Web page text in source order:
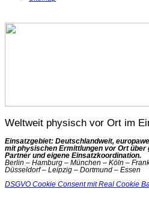
Weltweit physisch vor Ort im
Einsatzgebiet: Deutschlandweit,
mit physischen Ermittlungen vor Ort über
Partner und eigene Einsatzkoordination.
Berlin – Hamburg – München – Köln –
Düsseldorf – Leipzig – Dortmund – Essen
DSGVO Cookie Consent mit Real Cookie